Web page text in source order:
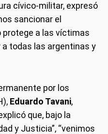
cívico-militar, expresó
sancionar el
protege a las víctimas
todas las argentinas y
por los
Eduardo Tavani,
que, bajo la
y Justicia”, “venimos